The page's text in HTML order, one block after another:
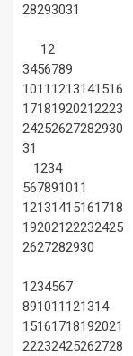
28293031
12
3456789
1011 1213141516
17181920212223
24252627282930
31
1234
567891011
12131415161718
19202122232425
2627282930
1234567
891011 121314
15161718192021
22232425262728